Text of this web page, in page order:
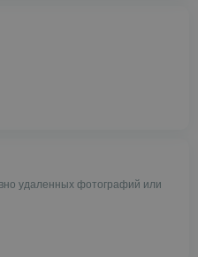
удаленных фотографий или